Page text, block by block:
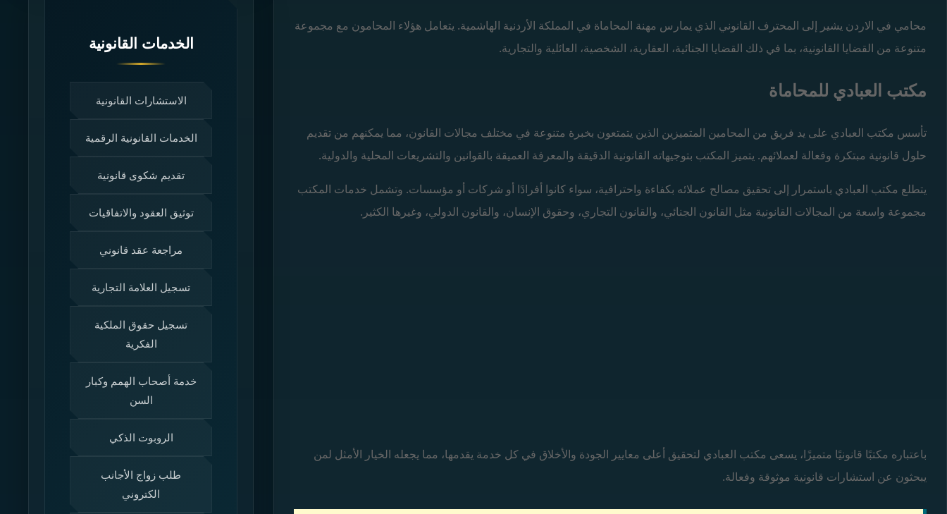
محامي في الاردن يشير إلى المحترف القانوني الذي يمارس مهنة المحاماة في المملكة الأردنية الهاشمية. يتعامل هؤلاء المحامون مع مجموعة
متنوعة من القضايا القانونية، بما في ذلك القضايا الجنائية، العقارية، الشخصية، العائلية والتجارية.
مكتب العبادي للمحاماة
تأسس مكتب العبادي على يد فريق من المحامين المتميزين الذين يتمتعون بخبرة متنوعة في مختلف مجالات القانون، مما يمكنهم من تقديم
حلول قانونية مبتكرة وفعالة لعملائهم. يتميز المكتب بتوجيهاته القانونية الدقيقة والمعرفة العميقة بالقوانين والتشريعات المحلية والدولية.
يتطلع مكتب العبادي باستمرار إلى تحقيق مصالح عملائه بكفاءة واحترافية، سواء كانوا أفرادًا أو شركات أو مؤسسات. وتشمل خدمات المكتب
مجموعة واسعة من المجالات القانونية مثل القانون الجنائي، والقانون التجاري، وحقوق الإنسان، والقانون الدولي، وغيرها الكثير.
باعتباره مكتبًا قانونيًا متميزًا، يسعى مكتب العبادي لتحقيق أعلى معايير الجودة والأخلاق في كل خدمة يقدمها، مما يجعله الخيار الأمثل لمن
يبحثون عن استشارات قانونية موثوقة وفعالة.
الخدمات القانونية
الاستشارات القانونية
الخدمات القانونية الرقمية
تقديم شكوى قانونية
توثيق العقود والاتفاقيات
مراجعة عقد قانوني
تسجيل العلامة التجارية
تسجيل حقوق الملكية
الفكرية
خدمة أصحاب الهمم وكبار
السن
الروبوت الذكي
طلب زواج الأجانب
الكتروني